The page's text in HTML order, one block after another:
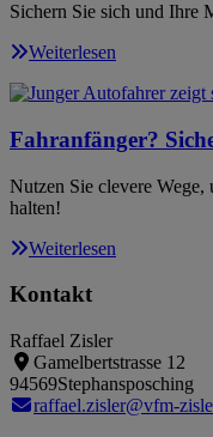
Sichern Sie sich und Ihre
Weiterlesen
Fahranfänger?
Nutzen Sie clevere Wege,
halten!
Weiterlesen
Kontakt
Raffael Zisler
Gamelbertstrasse 12
94569Stephansposching
raffael.zisler@vfm-